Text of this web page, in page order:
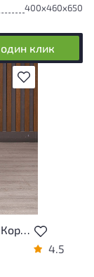
400x460x650
клик
В избранное
Тумба подкатная Металл Коричневый Россия
4.5